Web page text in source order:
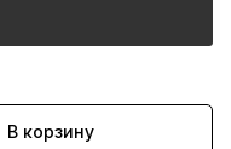
В корзину